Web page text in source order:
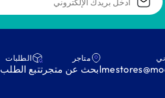
متاجر
ابحث عن متجر
‫الطلبات‬
‫تتبع الطلب‬